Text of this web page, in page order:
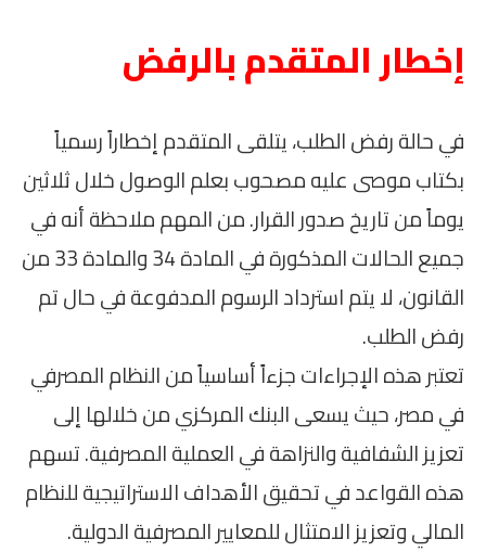
إخطار المتقدم بالرفض
في حالة رفض الطلب، يتلقى المتقدم إخطاراً رسمياً
بكتاب موصى عليه مصحوب بعلم الوصول خلال ثلاثين
يوماً من تاريخ صدور القرار. من المهم ملاحظة أنه في
جميع الحالات المذكورة في المادة 34 والمادة 33 من
القانون، لا يتم استرداد الرسوم المدفوعة في حال تم
رفض الطلب.
تعتبر هذه الإجراءات جزءاً أساسياً من النظام المصرفي
في مصر، حيث يسعى البنك المركزي من خلالها إلى
تعزيز الشفافية والنزاهة في العملية المصرفية. تسهم
هذه القواعد في تحقيق الأهداف الاستراتيجية للنظام
المالي وتعزيز الامتثال للمعايير المصرفية الدولية.